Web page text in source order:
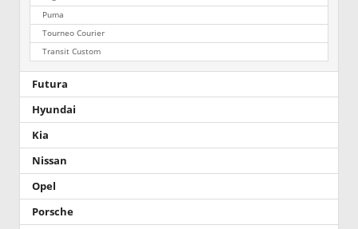
Puma
Tourneo Courier
Transit Custom
Futura
Hyundai
Kia
Nissan
Opel
Porsche